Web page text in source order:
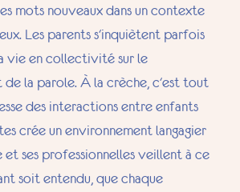
mots nouveaux dans un contexte
Les parents s'inquiètent parfois
vie en collectivité sur le
la parole. À la crèche, c'est tout
des interactions entre enfants
crée un environnement langagier
et ses professionnelles veillent à ce
soit entendu, que chaque